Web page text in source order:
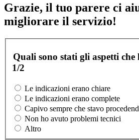
Grazie, il tuo parere ci
migliorare il servizio!
Quali sono stati gli aspetti
1/2
Le indicazioni erano chiare
Le indicazioni erano complete
Capivo sempre che stavo
Non ho avuto problemi tecnici
Altro